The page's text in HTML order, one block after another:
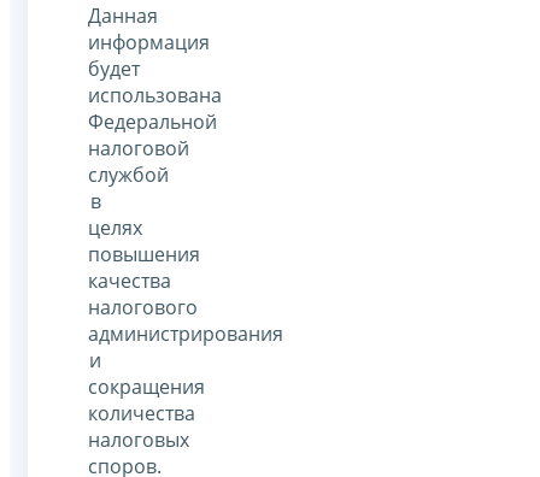
Данная
информация
будет
использована
Федеральной
налоговой
службой
в
целях
повышения
качества
налогового
администрирования
и
сокращения
количества
налоговых
споров.